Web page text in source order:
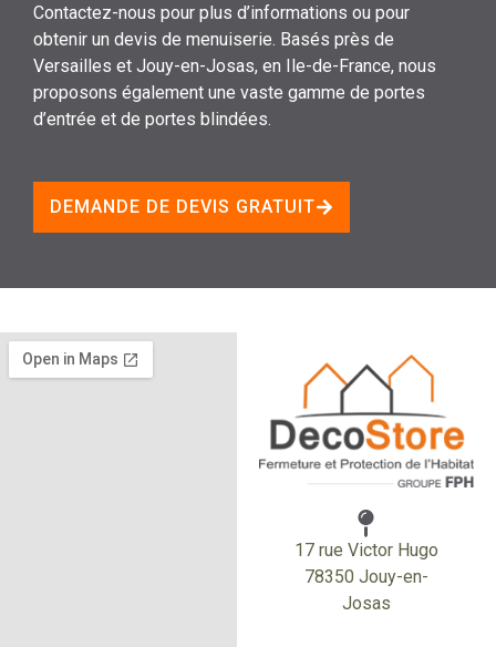
Contactez-nous pour plus d’informations ou pour
obtenir un devis de menuiserie. Basés près de
Versailles et Jouy-en-Josas, en Ile-de-France, nous
proposons également une vaste gamme de portes
d’entrée et de portes blindées.
DEMANDE DE DEVIS GRATUIT
17 rue Victor Hugo
78350 Jouy-en-
Josas